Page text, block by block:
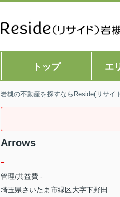
トップ エ
岩槻の不動産を探すならReside(リサイ
Arrows
-
管理/共益費 -
埼玉県さいたま市緑区大字下野田